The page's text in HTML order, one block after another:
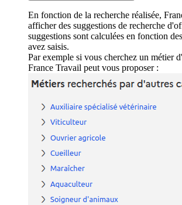
En fonction de la recherche réalisée,
afficher des suggestions de recherche
suggestions sont calculées en fonction
avez saisis.
Par exemple si vous cherchez un métier
France Travail peut vous proposer :